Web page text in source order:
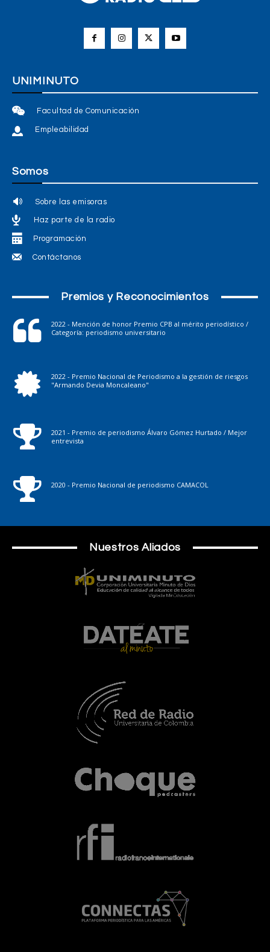
UNIMINUTO
Facultad de Comunicación
Empleabilidad
Somos
Sobre las emisoras
Haz parte de la radio
Programación
Contáctanos
Premios y Reconocimientos
2022 - Mención de honor Premio CPB al mérito periodístico /
Categoría: periodismo universitario
2022 - Premio Nacional de Periodismo a la gestión de riesgos
"Armando Devia Moncaleano"
2021 - Premio de periodismo Álvaro Gómez Hurtado / Mejor
entrevista
2020 - Premio Nacional de periodismo CAMACOL
Nuestros Aliados